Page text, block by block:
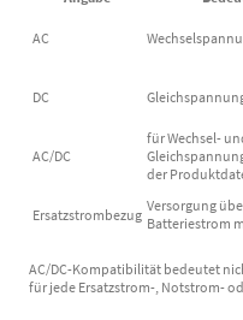
AC
DC
AC/DC
für Wechsel-
der
Ersatzstrombezug
Versorgung
Batteriestrom
AC/DC-Kompatibilität bedeutet
für jede Ersatzstrom-, Notstrom-